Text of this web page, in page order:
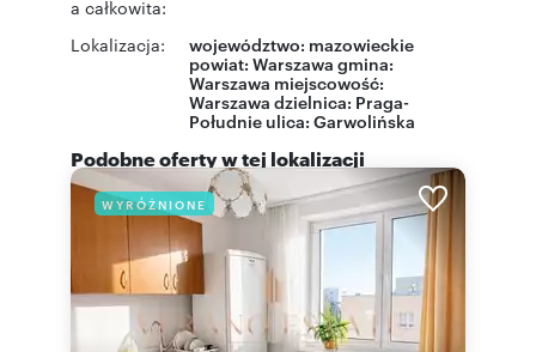
a całkowita:
Lokalizacja: województwo: mazowieckie
powiat: Warszawa gmina:
Warszawa miejscowość:
Warszawa dzielnica: Praga-
Południe ulica: Garwolińska
Podobne oferty w tej lokalizacji
WYRÓŻNIONE